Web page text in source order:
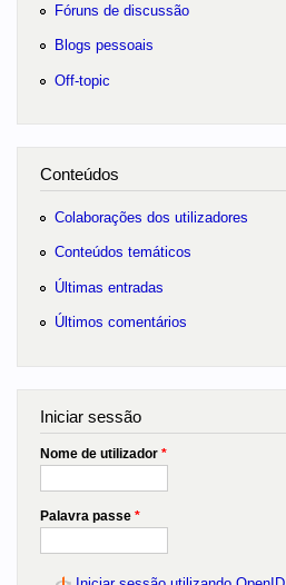
Fóruns de discussão
Blogs pessoais
Off-topic
Conteúdos
Colaborações dos utilizadores
Conteúdos temáticos
Últimas entradas
Últimos comentários
Iniciar sessão
Nome de utilizador *
Palavra passe *